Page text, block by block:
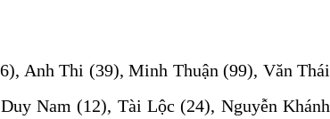
Anh Thi (39), Minh Thuận (99), Văn Thái
Nam (12), Tài Lộc (24), Nguyễn Khánh